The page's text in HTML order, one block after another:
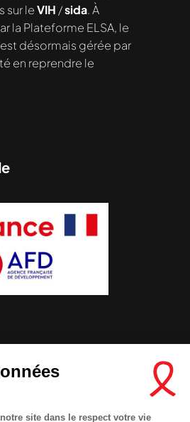
site dans le respect votre vie
sur leVIH /sida. À
la Plateforme ELSA, le
désormais gérée par
en reprendre le